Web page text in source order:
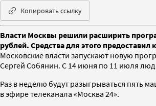
Копировать ссылку
Власти Москвы решили расширить
рублей. Средства для этого
Московские власти запускают новую
Сергей Собянин. С 14 июня по 11 июля
Раз в неделю будут разыгрываться пять
в эфире телеканала «Москва 24».